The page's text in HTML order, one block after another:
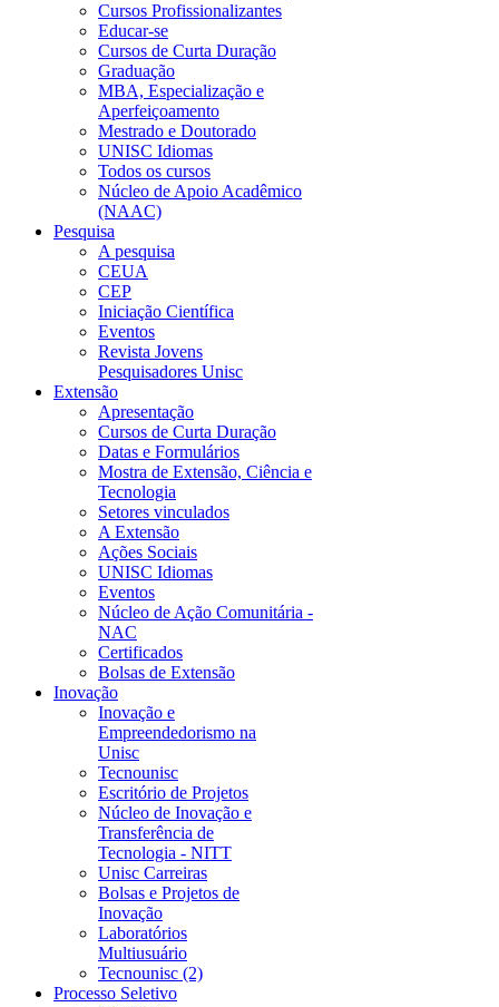
Cursos Profissionalizantes
Educar-se
Cursos de Curta Duração
Graduação
MBA, Especialização e
Aperfeiçoamento
Mestrado e Doutorado
UNISC Idiomas
Todos os cursos
Núcleo de Apoio Acadêmico
(NAAC)
Pesquisa
A pesquisa
CEUA
CEP
Iniciação Científica
Eventos
Revista Jovens
Pesquisadores Unisc
Extensão
Apresentação
Cursos de Curta Duração
Datas e Formulários
Mostra de Extensão, Ciência e
Tecnologia
Setores vinculados
A Extensão
Ações Sociais
UNISC Idiomas
Eventos
Núcleo de Ação Comunitária -
NAC
Certificados
Bolsas de Extensão
Inovação
Inovação e
Empreendedorismo na
Unisc
Tecnounisc
Escritório de Projetos
Núcleo de Inovação e
Transferência de
Tecnologia - NITT
Unisc Carreiras
Bolsas e Projetos de
Inovação
Laboratórios
Multiusuário
Tecnounisc (2)
Processo Seletivo